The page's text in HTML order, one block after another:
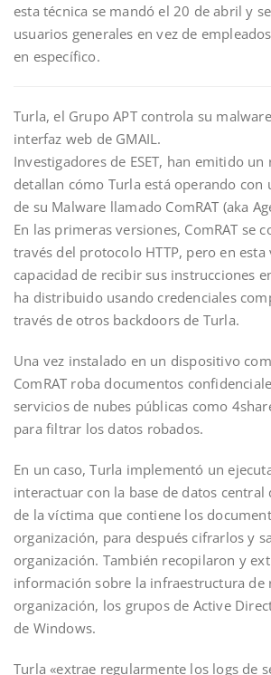
esta técnica se mandó el 20 de abril y
usuarios generales en vez de
en específico.
Turla, el Grupo APT controla su
interfaz web de GMAIL.
Investigadores de ESET, han emitido
detallan cómo Turla está operando con
de su Malware llamado ComRAT (aka
En las primeras versiones, ComRAT se
través del protocolo HTTP, pero en esta
capacidad de recibir sus instrucciones
ha distribuido usando credenciales
través de otros backdoors de Turla.
Una vez instalado en un dispositivo
ComRAT roba documentos
servicios de nubes públicas como
para filtrar los datos robados.
En un caso, Turla implementó un
interactuar con la base de datos central
de la víctima que contiene los
organización, para después cifrarlos y
organización. También recopilaron y
información sobre la infraestructura de
organización, los grupos de Active
de Windows.
Turla «extrae regularmente los logs de